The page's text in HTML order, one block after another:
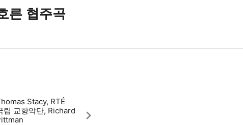
른 협주곡
Stacy, RTÉ
립 교향악단, Richard